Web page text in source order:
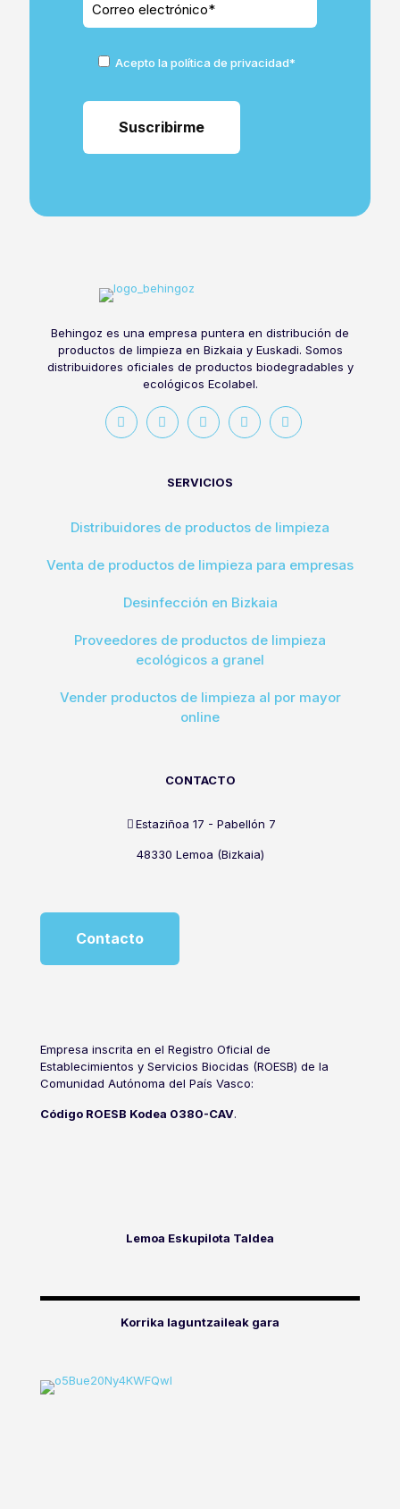
Acepto la política de privacidad*
Behingoz es una empresa puntera en distribución de
productos de limpieza en Bizkaia y Euskadi. Somos
distribuidores oficiales de productos biodegradables y
ecológicos Ecolabel.
SERVICIOS
Distribuidores de productos de limpieza
Venta de productos de limpieza para empresas
Desinfección en Bizkaia
Proveedores de productos de limpieza
ecológicos a granel
Vender productos de limpieza al por mayor
online
CONTACTO
Estaziñoa 17 - Pabellón 7
48330 Lemoa (Bizkaia)
Contacto
Empresa inscrita en el Registro Oficial de
Establecimientos y Servicios Biocidas (ROESB) de la
Comunidad Autónoma del País Vasco:
Código ROESB Kodea 0380-CAV.
Lemoa Eskupilota Taldea
Korrika laguntzaileak gara